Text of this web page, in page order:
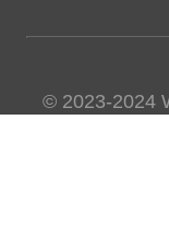
© 2023-2024